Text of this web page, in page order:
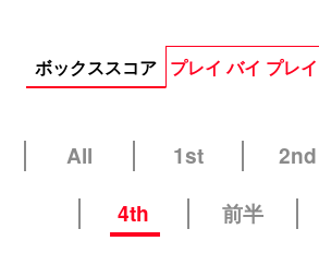
ボックススコア プレイ バイ プレイ
All 1st 2nd
4th
前半